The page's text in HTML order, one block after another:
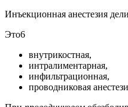
Инъекционная анестезия
Это6
внутрикостная,
интралиментарная,
инфильтрационная,
проводниковая